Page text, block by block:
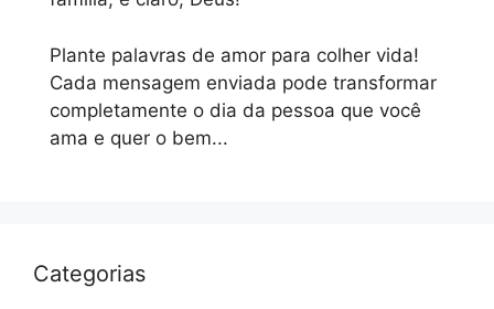
Plante palavras de amor para colher vida!
Cada mensagem enviada pode transformar
completamente o dia da pessoa que você
ama e quer o bem...
Categorias